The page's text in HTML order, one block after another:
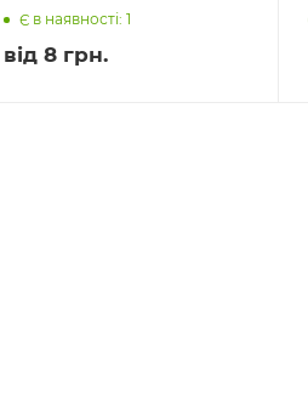
Є в наявності: 1
від 8 грн.